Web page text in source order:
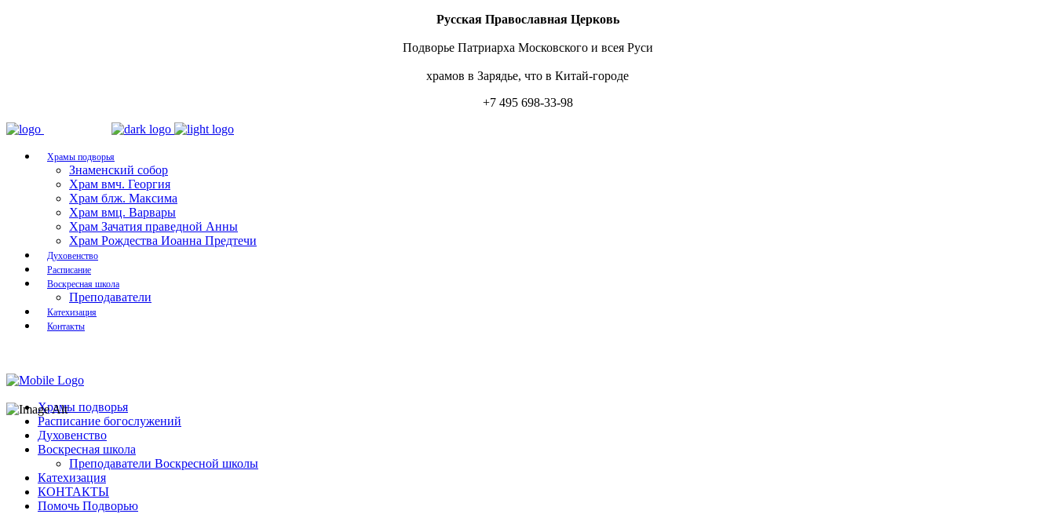
Русская Православная Церковь
Подворье Патриарха Московского и всея Руси
храмов в Зарядье, что в Китай-городе
+7 495 698-33-98
Храмы подворья
Знаменский собор
Храм вмч. Георгия
Храм блж. Максима
Храм вмц. Варвары
Храм Зачатия праведной Анны
Храм Рождества Иоанна Предтечи
Духовенство
Расписание
Воскресная школа
Преподаватели
Катехизация
Контакты
Храмы подворья
Расписание богослужений
Духовенство
Воскресная школа
Преподаватели Воскресной школы
Катехизация
КОНТАКТЫ
Помочь Подворью